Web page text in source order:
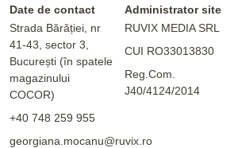
Date de contact
Strada Bărăției, nr
41-43, sector 3,
București (în spatele
magazinului
COCOR)
+40 748 259 955
georgiana.mocanu@ruvix.ro
Administrator site
RUVIX MEDIA SRL
CUI RO33013830
Reg.Com.
J40/4124/2014